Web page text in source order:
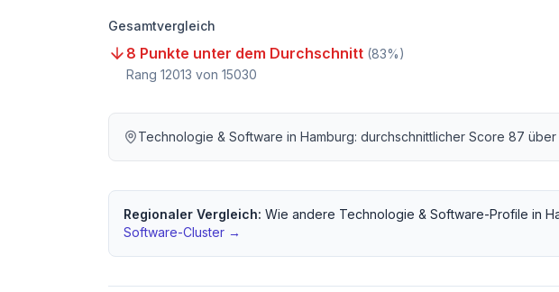
Gesamtvergleich
8 Punkte unter dem Durchschnitt (83%)
Rang 12013 von 15030
Technologie & Software in Hamburg: durchschnittlicher Score 87 über
Regionaler Vergleich: Wie andere Technologie & Software-Profile in
Software-Cluster →